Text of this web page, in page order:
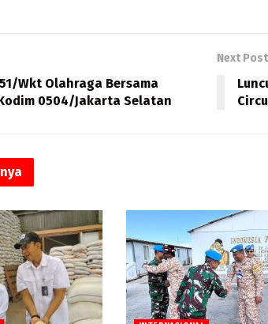
A
p
Wkt Olahraga Bersama
0504/Jakarta Selatan
Next Post